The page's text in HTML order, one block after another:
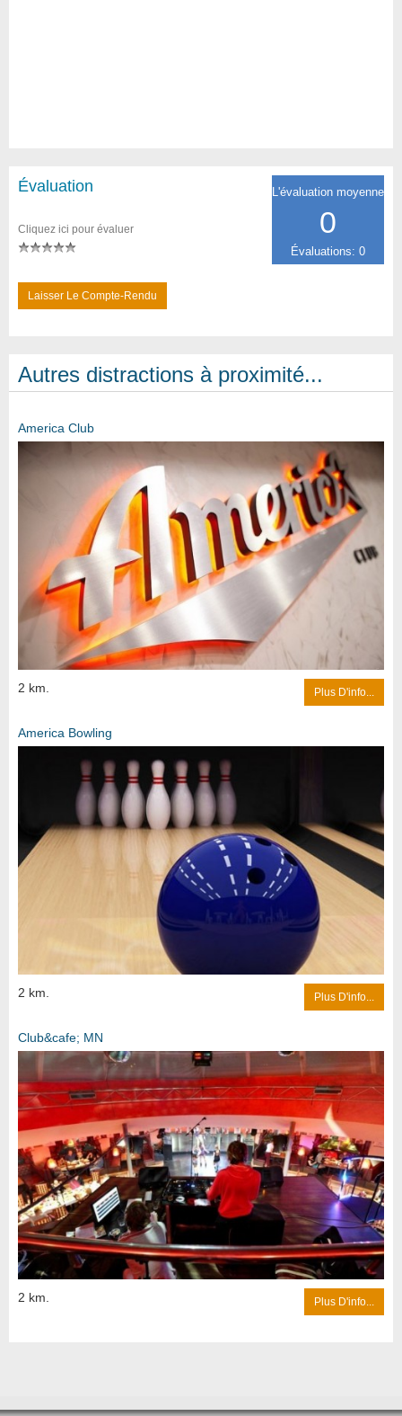
L'évaluation moyenne
0
Évaluations: 0
Évaluation
Cliquez ici pour évaluer
Laisser Le Compte-Rendu
Autres distractions à proximité...
America Club
2 km. Plus D'info...
America Bowling
2 km. Plus D'info...
Club&cafe; MN
2 km. Plus D'info...